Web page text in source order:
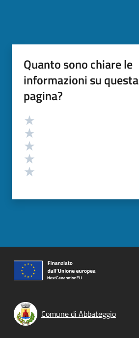
Quanto sono chiare le
informazioni su questa
pagina?
Valutazione
Comune di Abbateggio